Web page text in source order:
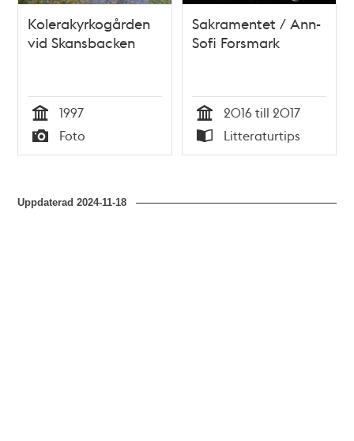
Kolerakyrkogården
vid Skansbacken
Tid
1997
Typ
Foto
Sakramentet / Ann-
Sofi Forsmark
Tid
2016 till 2017
Typ
Litteraturtips
Uppdaterad2024-11-18